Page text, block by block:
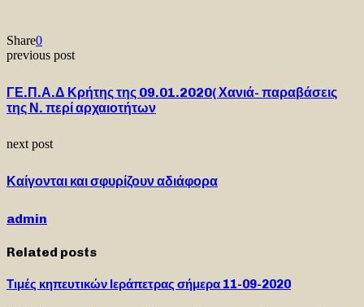
Share0
previous post
ΓΕ.Π.Α.Δ Κρήτης της 09.01.2020( Χανιά- παραβάσεις
της Ν. περί αρχαιοτήτων
next post
Καίγονται και σφυρίζουν αδιάφορα
admin
Related posts
Τιμές κηπευτικών Ιεράπετρας σήμερα 11-09-2020